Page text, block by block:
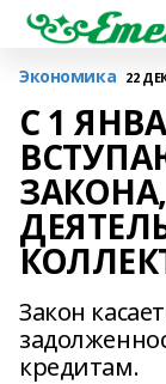
Экономика 22
С 1
Закон
кредитам.